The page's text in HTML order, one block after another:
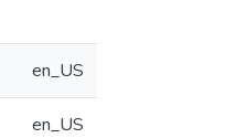
en_US
en_US